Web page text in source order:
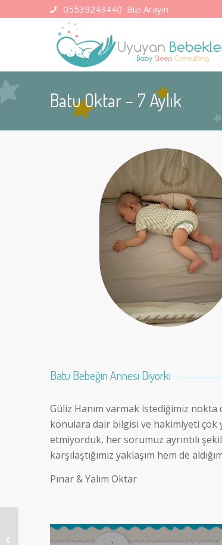
05539243440 Bizi Arayın
Batu Oktar – 7 Aylık
Batu Bebeğin Annesi Diyorki
Güliz Hanım varmak istediğimiz
konulara dair bilgisi ve hakimiyeti çok
etmiyorduk, her sorumuz ayrıntılı
karşılaştığımız yaklaşım hem de
Pınar & Yalım Oktar
Kıvanç Akca – 11 Aylık